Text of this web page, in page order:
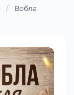
/
Вобла